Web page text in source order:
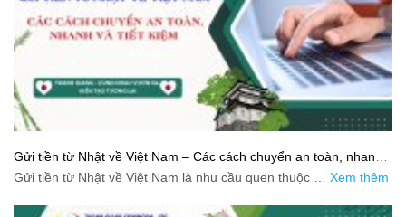
Gửi tiền từ Nhật về Việt Nam – Các cách chuyển an toàn, nhanh
và tiết kiệm
Gửi tiền từ Nhật về Việt Nam là nhu cầu quen thuộc … Xem thêm